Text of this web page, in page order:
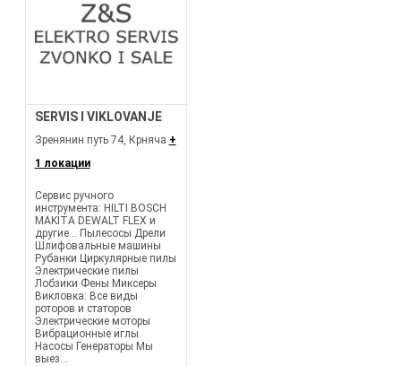
SERVIS I VIKLOVANJE
Зренянин путь 74, Крняча +
1 локации
Сервис ручного
инструмента: HILTI BOSCH
MAKITA DEWALT FLEX и
другие… Пылесосы Дрели
Шлифовальные машины
Рубанки Циркулярные пилы
Электрические пилы
Лобзики Фены Миксеры
Викловка: Все виды
роторов и статоров
Электрические моторы
Вибрационные иглы
Насосы Генераторы Мы
выез...